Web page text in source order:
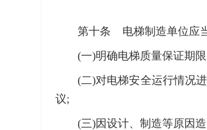
第十条 电梯制造单位应
(一)明确电梯质量保证期
(二)对电梯安全运行情况
议;
(三)因设计、制造等原因